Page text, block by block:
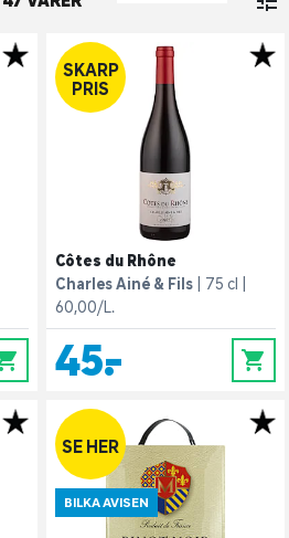
0
SKARP
PRIS
Côtes du Rhône
Charles Ainé & Fils
75 cl
60,00/L.
45,- 0
SE HER
BILKA AVISEN